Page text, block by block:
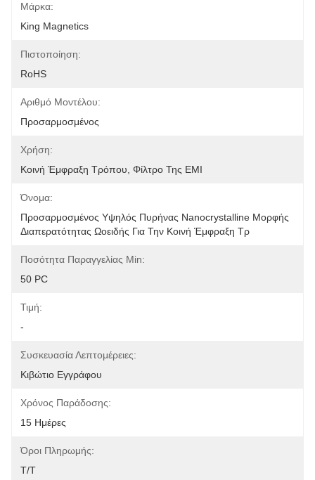
Μάρκα:
King Magnetics
Πιστοποίηση:
RoHS
Αριθμό Μοντέλου:
Προσαρμοσμένος
Χρήση:
Κοινή Έμφραξη Τρόπου, Φίλτρο Της EMI
Όνομα:
Προσαρμοσμένος Υψηλός Πυρήνας Nanocrystalline Μορφής
Διαπερατότητας Ωοειδής Για Την Κοινή Έμφραξη Τρ
Ποσότητα Παραγγελίας Min:
50 PC
Τιμή:
-
Συσκευασία Λεπτομέρειες:
Κιβώτιο Εγγράφου
Χρόνος Παράδοσης:
15 Ημέρες
Όροι Πληρωμής:
T/T